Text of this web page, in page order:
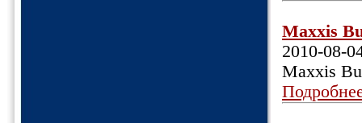
Maxxis
2010-08-
Maxxis